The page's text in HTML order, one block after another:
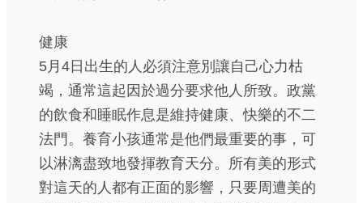
健康
5月4日出生的人必須注意別讓自己心力枯
竭，通常這起因於過分要求他人所致。政黨
的飲食和睡眠作息是維持健康、快樂的不二
法門。養育小孩通常是他們最重要的事，可
以淋漓盡致地發揮教育天分。所有美的形式
對這天的人都有正面的影響，只要周遭美的